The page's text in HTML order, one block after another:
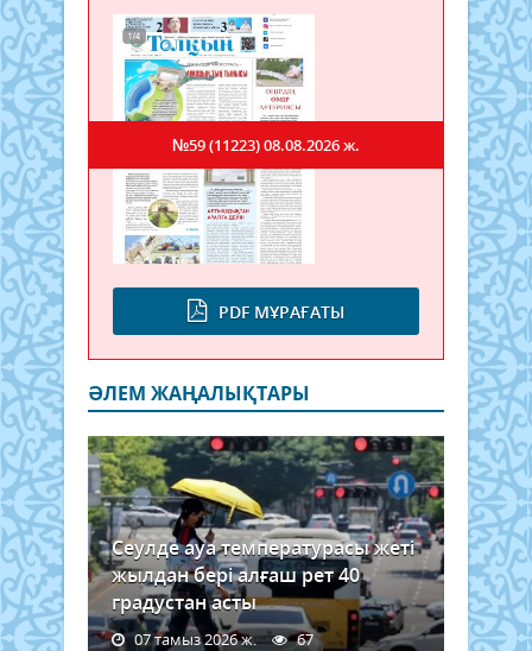
PDF МҰРАҒАТЫ
№59 (11223)08.08.2026 ж.
ӘЛЕМ ЖАҢАЛЫҚТАРЫ
Сеулде ауа температурасы жеті
жылдан бері алғаш рет 40
градустан асты
07 тамыз 2026 ж. 67